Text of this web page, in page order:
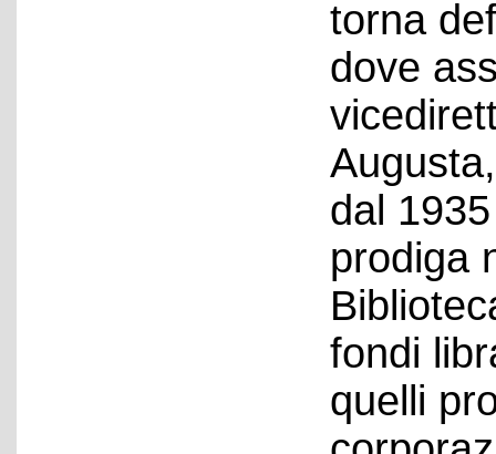
torna
dove
dal
prodiga
fondi
quelli